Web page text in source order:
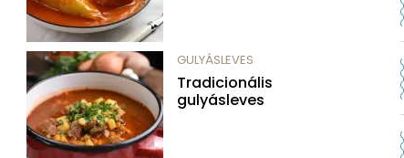
GULYÁSLEVES
Tradicionális
gulyásleves